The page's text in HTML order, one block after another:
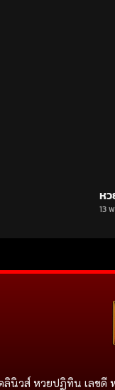
ห
13
ลินิวส์ หวยปฏิทิน เลข